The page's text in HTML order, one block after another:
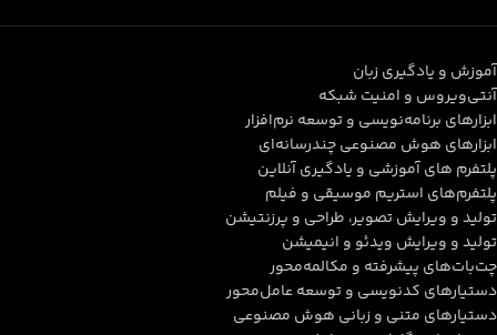
آموزش و یادگیری زبان
آنتی‌ویروس و امنیت شبکه
ابزارهای برنامه‌نویسی و توسعه نرم‌افزار
ابزارهای هوش مصنوعی چندرسانه‌ای
پلتفرم های آموزشی و یادگیری آنلاین
پلتفرم‌های استریم موسیقی و فیلم
تولید و ویرایش تصویر، طراحی و پرزنتیشن
تولید و ویرایش ویدئو و انیمیشن
چت‌بات‌های پیشرفته و مکالمه‌محور
دستیارهای کدنویسی و توسعه عامل‌محور
دستیارهای متنی و زبانی هوش مصنوعی